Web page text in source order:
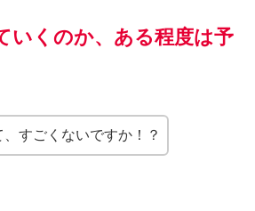
いくのか、ある程度は予
、すごくないですか！？